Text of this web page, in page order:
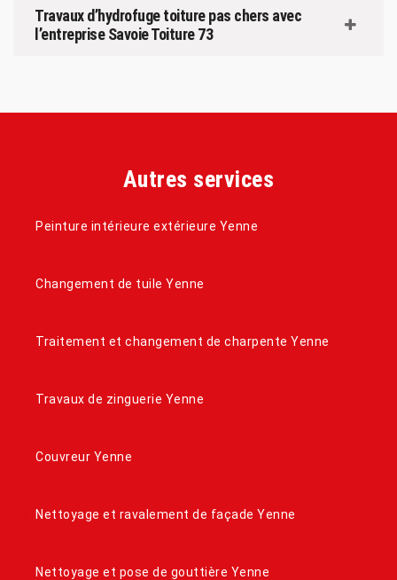
Travaux d’hydrofuge toiture pas chers avec
l’entreprise Savoie Toiture 73
Autres services
Peinture intérieure extérieure Yenne
Changement de tuile Yenne
Traitement et changement de charpente Yenne
Travaux de zinguerie Yenne
Couvreur Yenne
Nettoyage et ravalement de façade Yenne
Nettoyage et pose de gouttière Yenne